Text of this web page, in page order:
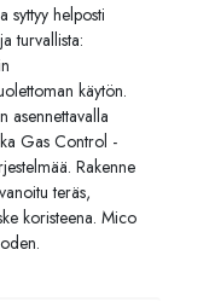
syttyy helposti
turvallista:
käytön.
asennettavalla
Gas Control -
Rakenne
teräs,
koristeena. Mico